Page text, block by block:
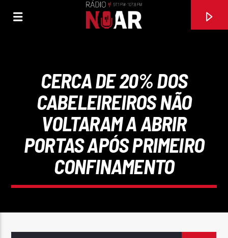
VOU-TE AMAR
CERCA DE 20% DOS
CABELEIREIROS NÃO
VOLTARAM A ABRIR
PORTAS APÓS PRIMEIRO
CONFINAMENTO